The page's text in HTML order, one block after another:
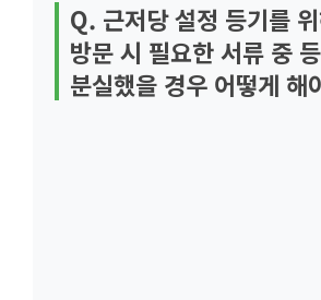
Q. 근저당 설정 등기를
방문 시 필요한 서류 중
분실했을 경우 어떻게 해